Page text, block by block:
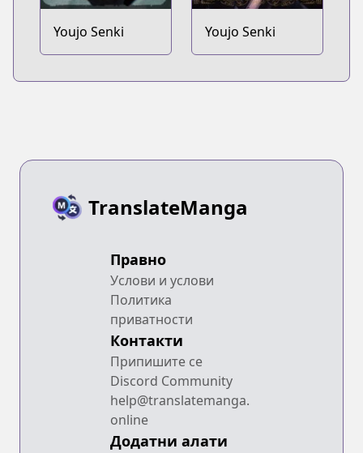
Youjo Senki Youjo Senki
TranslateManga
Правно
Услови и услови
Политика
приватности
Контакти
Припишите се
Discord Community
help@translatemanga.
online
Додатни алати